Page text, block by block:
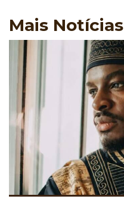
Mais Notícias